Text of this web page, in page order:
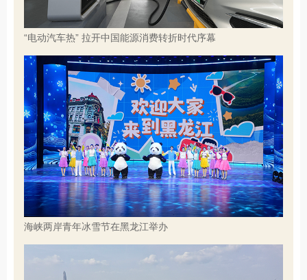
“电动汽车热” 拉开中国能源消费转折时代序幕
海峡两岸青年冰雪节在黑龙江举办